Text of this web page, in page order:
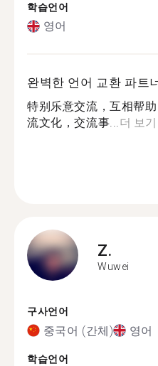
학습언어
영어
완벽한 언어 교환 파트
特别乐意交流，互相帮
流文化，交流事...더 보기
Z.
Wuwei
구사언어
중국어 (간체) 영어
학습언어